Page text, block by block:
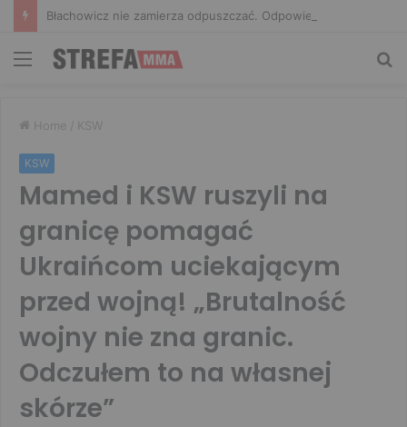
Menu
Home / KSW
KSW
Mamed i KSW ruszyli na
granicę pomagać
Ukraińcom uciekającym
przed wojną! „Brutalność
wojny nie zna granic.
Odczułem to na własnej
skórze”